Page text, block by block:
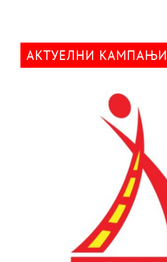
АКТУЕЛНИ КАМПАЊИ